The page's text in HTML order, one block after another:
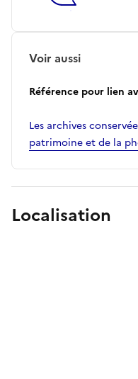
Voir aussi
Référence pour lien
Les archives
patrimoine et de la
Localisation